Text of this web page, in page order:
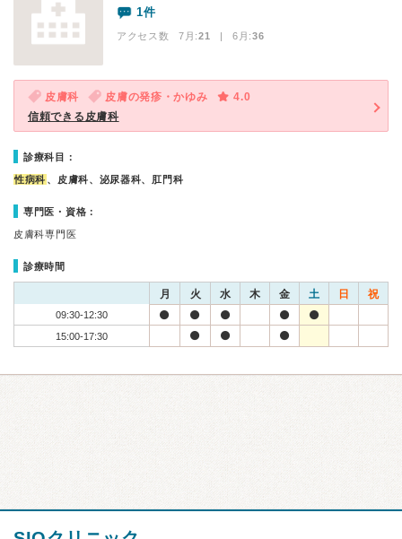
1件
アクセス数 7月:21 | 6月:36
皮膚科 皮膚の発疹・かゆみ
4.0
信頼できる皮膚科
診療科目：
性病科 、皮膚科、泌尿器科、肛門科
専門医・資格：
皮膚科専門医
診療時間
月 火 水 木 金 土 日 祝
09:30-12:30
15:00-17:30